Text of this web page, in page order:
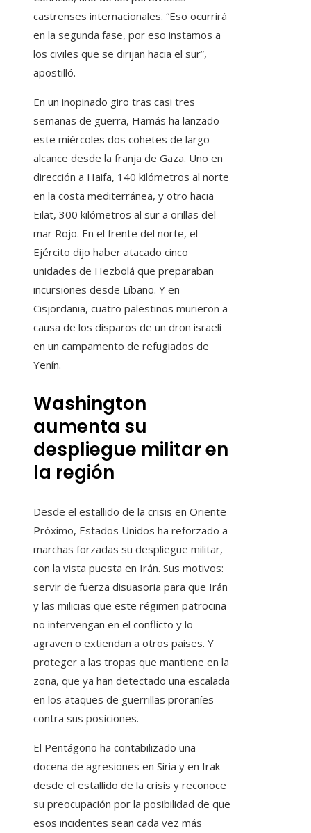
castrenses internacionales. “Eso ocurrirá
en la segunda fase, por eso instamos a
los civiles que se dirijan hacia el sur”,
apostilló.
En un inopinado giro tras casi tres
semanas de guerra, Hamás ha lanzado
este miércoles dos cohetes de largo
alcance desde la franja de Gaza. Uno en
dirección a Haifa, 140 kilómetros al norte
en la costa mediterránea, y otro hacia
Eilat, 300 kilómetros al sur a orillas del
mar Rojo. En el frente del norte, el
Ejército dijo haber atacado cinco
unidades de Hezbolá que preparaban
incursiones desde Líbano. Y en
Cisjordania, cuatro palestinos murieron a
causa de los disparos de un dron israelí
en un campamento de refugiados de
Yenín.
Washington
aumenta su
despliegue militar en
la región
Desde el estallido de la crisis en Oriente
Próximo, Estados Unidos ha reforzado a
marchas forzadas su despliegue militar,
con la vista puesta en Irán. Sus motivos:
servir de fuerza disuasoria para que Irán
y las milicias que este régimen patrocina
no intervengan en el conflicto y lo
agraven o extiendan a otros países. Y
proteger a las tropas que mantiene en la
zona, que ya han detectado una escalada
en los ataques de guerrillas proraníes
contra sus posiciones.
El Pentágono ha contabilizado una
docena de agresiones en Siria y en Irak
desde el estallido de la crisis y reconoce
su preocupación por la posibilidad de que
esos incidentes sean cada vez más